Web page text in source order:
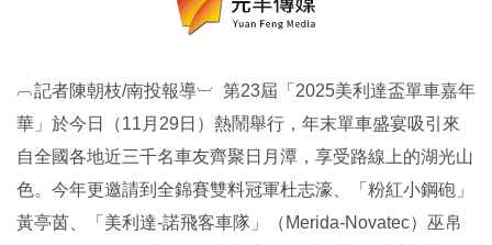
︹記者陳朝枝/南投報導︺ 第23屆「2025美利達盃單車嘉年
華」於今日（11月29日）熱鬧舉行，年末單車盛宴吸引來
自全國各地近三千名車友齊聚日月潭，享受路線上的湖光山
色。今年更邀請到全錦賽雙料冠軍杜志濠、「粉紅小鋼砲」
黃亭茵、「美利達-諾飛客車隊」（Merida-Novatec）巫帛